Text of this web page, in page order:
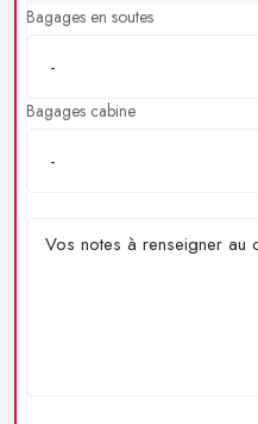
Bagages en soutes
Bagages cabine